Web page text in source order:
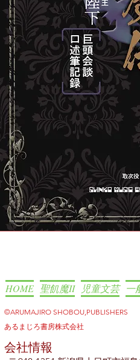
HOME 聖飢魔II 児童文芸 一
©ARUMAJIRO SHOBOU,PUBLISHERS
あるまじろ書房株式会社
会社情報